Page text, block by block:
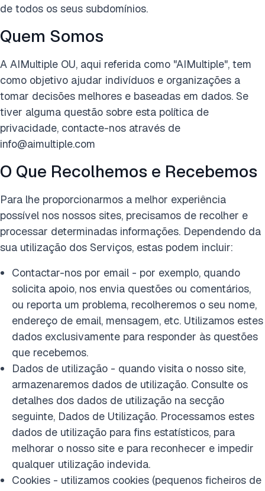
de todos os seus subdomínios.
Quem Somos
A AIMultiple OU, aqui referida como "AIMultiple", tem
como objetivo ajudar indivíduos e organizações a
tomar decisões melhores e baseadas em dados. Se
tiver alguma questão sobre esta política de
privacidade, contacte-nos através de
info@aimultiple.com
O Que Recolhemos e Recebemos
Para lhe proporcionarmos a melhor experiência
possível nos nossos sites, precisamos de recolher e
processar determinadas informações. Dependendo da
sua utilização dos Serviços, estas podem incluir:
Contactar-nos por email - por exemplo, quando
solicita apoio, nos envia questões ou comentários,
ou reporta um problema, recolheremos o seu nome,
endereço de email, mensagem, etc. Utilizamos estes
dados exclusivamente para responder às questões
que recebemos.
Dados de utilização - quando visita o nosso site,
armazenaremos dados de utilização. Consulte os
detalhes dos dados de utilização na secção
seguinte, Dados de Utilização. Processamos estes
dados de utilização para fins estatísticos, para
melhorar o nosso site e para reconhecer e impedir
qualquer utilização indevida.
Cookies - utilizamos cookies (pequenos ficheiros de